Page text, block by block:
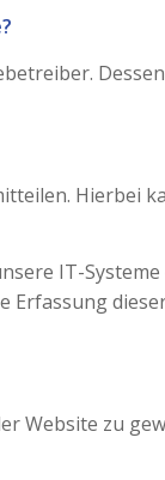
Hierbei
IT-
Website zu